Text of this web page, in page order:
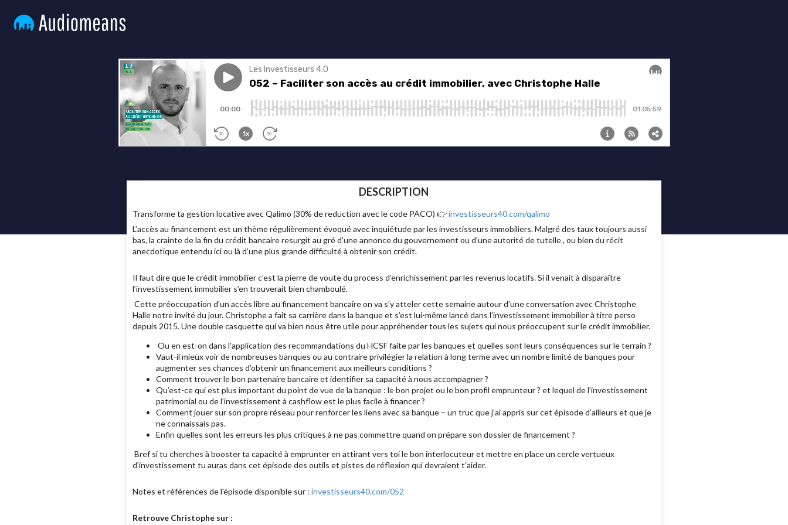
DESCRIPTION
Transforme ta gestion locative avec Qalimo (30% de reduction avec le code PACO) 👉investisseurs40.com/qalimo
L’accès au financement est un thème régulièrement évoqué avec inquiétude par les investisseurs immobiliers. Malgré des taux toujours aussi
bas, la crainte de la fin du crédit bancaire resurgit au gré d’une annonce du gouvernement ou d’une autorité de tutelle , ou bien du récit
anecdotique entendu ici ou là d’une plus grande difficulté à obtenir son crédit.
Il faut dire que le crédit immobilier c’est la pierre de voute du process d’enrichissement par les revenus locatifs. Si il venait à disparaître
l’investissement immobilier s’en trouverait bien chamboulé.
Cette préoccupation d’un accès libre au financement bancaire on va s’y atteler cette semaine autour d’une conversation avec Christophe
Halle notre invité du jour. Christophe a fait sa carrière dans la banque et s’est lui-même lancé dans l’investissement immobilier à titre perso
depuis 2015. Une double casquette qui va bien nous être utile pour appréhender tous les sujets qui nous préoccupent sur le crédit immobilier.
Ou en est-on dans l’application des recommandations du HCSF faite par les banques et quelles sont leurs conséquences sur le terrain ?
Vaut-il mieux voir de nombreuses banques ou au contraire privilégier la relation à long terme avec un nombre limité de banques pour
augmenter ses chances d’obtenir un financement aux meilleurs conditions ?
Comment trouver le bon partenaire bancaire et identifier sa capacité à nous accompagner ?
Qu’est-ce qui est plus important du point de vue de la banque : le bon projet ou le bon profil emprunteur ? et lequel de l’investissement
patrimonial ou de l’investissement à cashflow est le plus facile à financer ?
Comment jouer sur son propre réseau pour renforcer les liens avec sa banque – un truc que j’ai appris sur cet épisode d’ailleurs et que je
ne connaissais pas.
Enfin quelles sont les erreurs les plus critiques à ne pas commettre quand on prépare son dossier de financement ?
Bref si tu cherches à booster ta capacité à emprunter en attirant vers toi le bon interlocuteur et mettre en place un cercle vertueux
d’investissement tu auras dans cet épisode des outils et pistes de réflexion qui devraient t’aider.
Notes et références de l'épisode disponible sur : investisseurs40.com/052
Retrouve Christophe sur :